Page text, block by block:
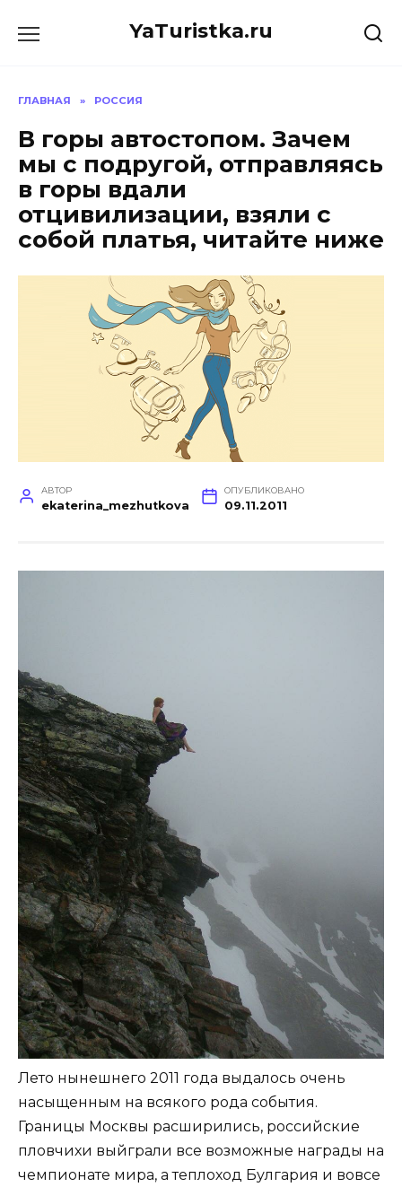
YaTuristka.ru
ГЛАВНАЯ » РОССИЯ
В горы автостопом. Зачем
мы с подругой, отправляясь
в горы вдали
отцивилизации, взяли с
собой платья, читайте ниже
АВТОР
ekaterina_mezhutkova
ОПУБЛИКОВАНО
09.11.2011
Лето нынешнего 2011 года выдалось очень
насыщенным на всякого рода события.
Границы Москвы расширились, российские
пловчихи выйграли все возможные награды на
чемпионате мира, а теплоход Булгария и вовсе